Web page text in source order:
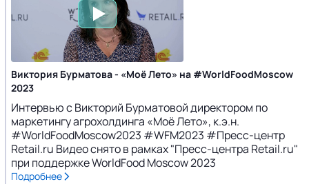
Виктория Бурматова - «Моё Лето» на #WorldFoodMoscow
2023
Интервью с Викторий Бурматовой директором по
маркетингу агрохолдинга «Моё Лето», к.э.н.
#WorldFoodMoscow2023 #WFM2023 #Пресс-центр
Retail.ru Видео снято в рамках "Пресс-центра Retail.ru"
при поддержке WorldFood Moscow 2023
Подробнее